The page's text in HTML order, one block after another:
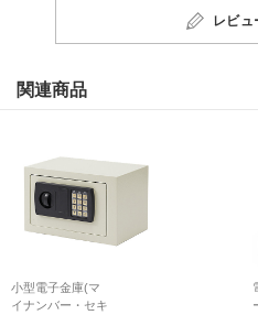
レビュ
関連商品
小型電子金庫(マ
イナンバー・セキ